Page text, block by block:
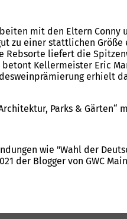
mit den Eltern Conny
zu einer stattlichen
liefert die
Kellermeister Eric
erhielt
Parks & Gärten“
wie "Wahl der
der Blogger von GWC